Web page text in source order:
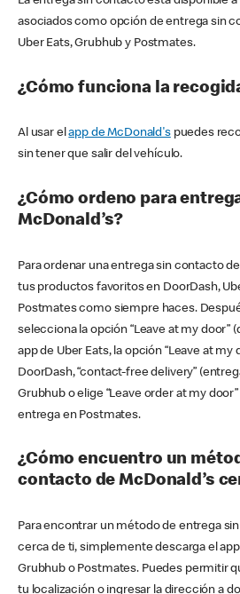
asociados como opción de entrega sin
Uber Eats, Grubhub y Postmates.
¿Cómo funciona la
Al usar elapp de McDonald'spuedes
sin tener que salir del vehículo.
¿Cómo ordeno para
McDonald’s?
Para ordenar una entrega sin contacto
tus productos favoritos en DoorDash,
Postmates como siempre haces.
selecciona la opción “Leave at my door”
app de Uber Eats, la opción “Leave at my
DoorDash, “contact-free delivery”
Grubhub o elige “Leave order at my
entrega en Postmates.
¿Cómo encuentro un
contacto de McDonald’s
Para encontrar un método de entrega
cerca de ti, simplemente descarga el
Grubhub o Postmates. Puedes permitir
tu localización o ingresar la dirección a